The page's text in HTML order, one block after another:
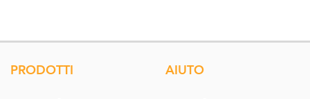
PRODOTTI AIUTO